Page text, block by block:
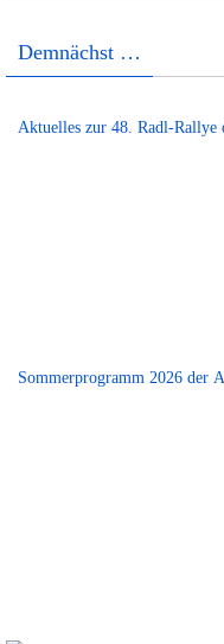
Demnächst …
Aktuelles zur 48. Radl-Rallye
Sommerprogramm 2026 der